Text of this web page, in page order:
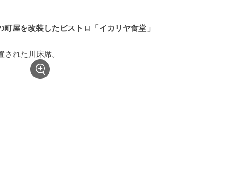
屋を改装したビストロ「イカリヤ食堂」